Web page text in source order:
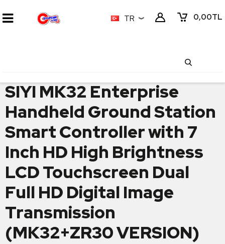
0,00TL
TR
SIYI MK32 Enterprise
Handheld Ground Station
Smart Controller with 7
Inch HD High Brightness
LCD Touchscreen Dual
Full HD Digital Image
Transmission
(MK32+ZR30 VERSION)